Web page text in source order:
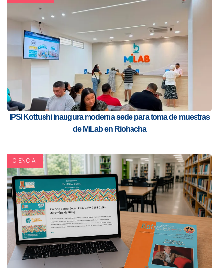
IPSI Kottushi inaugura moderna sede para toma de muestras
de MiLab en Riohacha
CIENCIA